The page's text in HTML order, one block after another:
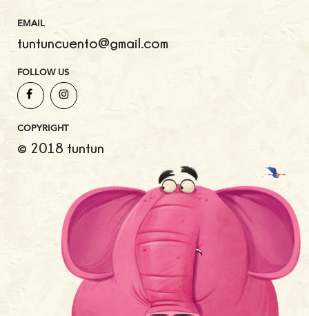
EMAIL
tuntuncuento@gmail.com
FOLLOW US
COPYRIGHT
© 2018 tuntun